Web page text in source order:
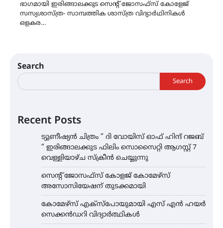
ഭാഗമായി ഇരിങ്ങാലക്കുട സെന്റ് ജോസഫ്സ് കോളേജ്
സസ്യശാസ്ത്ര- സാമ്പത്തിക ശാസ്ത്ര വിദ്യാർഥിനികൾ
ഒളകര…
Search
Search
Recent Posts
ട്യുണീഷ്യൻ ചിത്രം ” ദി വോയിസ് ഓഫ് ഹിന്ദ് റജബ്
” ഇരിങ്ങാലക്കുട ഫിലിം സൊസൈറ്റി ആഗസ്റ്റ് 7
വെള്ളിയാഴ്ച സ്‌ക്രീൻ ചെയ്യുന്നു
സെന്റ് ജോസഫ്സ് കോളജ് കോമേഴ്‌സ്
അസോസിയേഷന് തുടക്കമായി
കോമേഴ്സ് എക്സ്പോയുമായി എസ് എൻ ഹയർ
സെക്കൻഡറി വിദ്യാർത്ഥികൾ